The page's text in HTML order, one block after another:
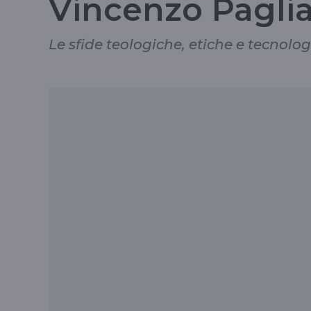
Vincenzo Paglia
Le sfide teologiche, etiche e